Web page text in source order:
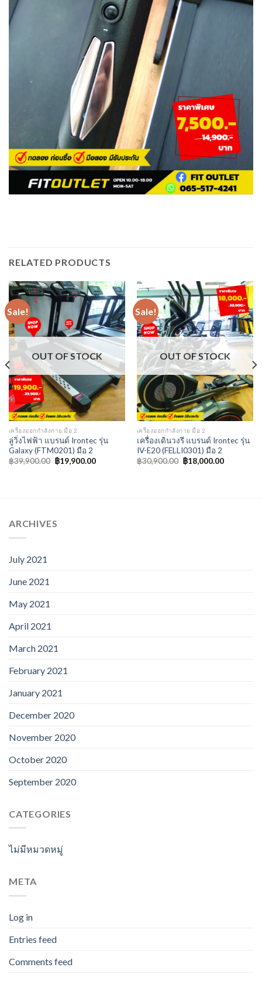
RELATED PRODUCTS
Sale!
OUT OF STOCK
เครื่องออกกำลังกาย มือ 2
ลู่วิ่งไฟฟ้า แบรนด์ Irontec รุ่น
Galaxy (FTM0201) มือ 2
฿39,900.00 ฿19,900.00
Sale!
OUT OF STOCK
เครื่องออกกำลังกาย มือ 2
เครื่องเดินวงรี แบรนด์ Irontec รุ่น
IV-E20 (FELLI0301) มือ 2
฿30,900.00 ฿18,000.00
ARCHIVES
July 2021
June 2021
May 2021
April 2021
March 2021
February 2021
January 2021
December 2020
November 2020
October 2020
September 2020
CATEGORIES
ไม่มีหมวดหมู่
META
Log in
Entries feed
Comments feed